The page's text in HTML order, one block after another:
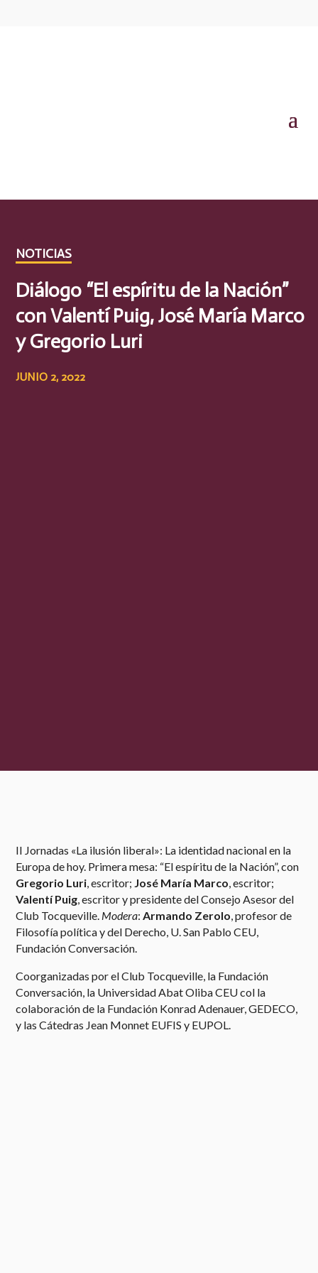
NOTICIAS
Diálogo “El espíritu de la Nación”
con Valentí Puig, José María Marco
y Gregorio Luri
JUNIO 2, 2022
II Jornadas «La ilusión liberal»: La identidad nacional en la
Europa de hoy. Primera mesa: “El espíritu de la Nación”, con
Gregorio Luri , escritor; José María Marco , escritor;
Valentí Puig , escritor y presidente del Consejo Asesor del
Club Tocqueville. Modera: Armando Zerolo , profesor de
Filosofía política y del Derecho, U. San Pablo CEU,
Fundación Conversación.
Coorganizadas por el Club Tocqueville, la Fundación
Conversación, la Universidad Abat Oliba CEU col la
colaboración de la Fundación Konrad Adenauer, GEDECO,
y las Cátedras Jean Monnet EUFIS y EUPOL.